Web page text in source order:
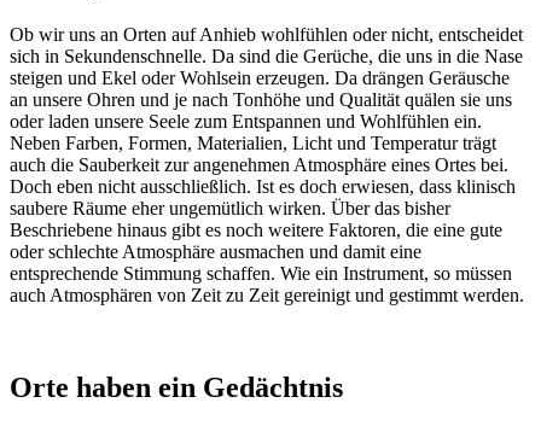
Ob wir uns an Orten auf Anhieb wohlfühlen oder nicht, entscheidet
sich in Sekundenschnelle. Da sind die Gerüche, die uns in die Nase
steigen und Ekel oder Wohlsein erzeugen. Da drängen Geräusche
an unsere Ohren und je nach Tonhöhe und Qualität quälen sie uns
oder laden unsere Seele zum Entspannen und Wohlfühlen ein.
Neben Farben, Formen, Materialien, Licht und Temperatur trägt
auch die Sauberkeit zur angenehmen Atmosphäre eines Ortes bei.
Doch eben nicht ausschließlich. Ist es doch erwiesen, dass klinisch
saubere Räume eher ungemütlich wirken. Über das bisher
Beschriebene hinaus gibt es noch weitere Faktoren, die eine gute
oder schlechte Atmosphäre ausmachen und damit eine
entsprechende Stimmung schaffen. Wie ein Instrument, so müssen
auch Atmosphären von Zeit zu Zeit gereinigt und gestimmt werden.
Orte haben ein Gedächtnis